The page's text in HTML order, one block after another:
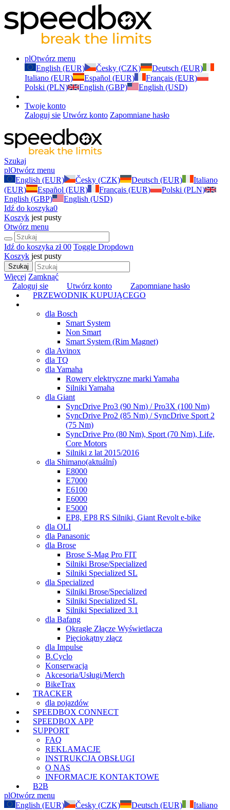
plOtwórz menu
English (EUR)
Česky (CZK)
Deutsch (EUR)
Italiano (EUR)
Español (EUR)
Français (EUR)
Polski (PLN)
English (GBP) English (USD)
Twoje konto
Zaloguj sie Utwórz konto Zapomniane hasło
Szukaj
plOtwórz menu
English (EUR)
Česky (CZK) Deutsch (EUR)
Italiano
(EUR)
Español (EUR) Français (EUR)
Polski (PLN)
English (GBP)
English (USD)
Idź do koszyka0
Koszyk jest pusty
Otwórz menu
Idź do koszyka zł 00 Toggle Dropdown
Koszyk jest pusty
Szukaj
Więcej Zamknąć
Zaloguj sie
Utwórz konto
Zapomniane hasło
PRZEWODNIK KUPUJĄCEGO
dla Bosch
Smart System
Non Smart
Smart System (Rim Magnet)
dla Avinox
dla TQ
dla Yamaha
Rowery elektryczne marki Yamaha
Silniki Yamaha
dla Giant
SyncDrive Pro3 (90 Nm) / Pro3X (100 Nm)
SyncDrive Pro2 (85 Nm) / SyncDrive Sport 2
(75 Nm)
SyncDrive Pro (80 Nm), Sport (70 Nm), Life,
Core Motors
Silniki z lat 2015/2016
dla Shimano(aktuální)
E8000
E7000
E6100
E6000
E5000
EP8, EP8 RS Silniki, Giant Revolt e-bike
dla OLI
dla Panasonic
dla Brose
Brose S-Mag Pro FIT
Silniki Brose/Specialized
Silniki Specialized SL
dla Specialized
Silniki Brose/Specialized
Silniki Specialized SL
Silniki Specialized 3.1
dla Bafang
Okrągłe Złącze Wyświetlacza
Pięciokątny złącz
dla Impulse
B.Cyclo
Konserwacja
Akcesoria/Usługi/Merch
BikeTrax
TRACKER
dla pojazdów
SPEEDBOX CONNECT
SPEEDBOX APP
SUPPORT
FAQ
REKLAMACJE
INSTRUKCJA OBSŁUGI
O NAS
INFORMACJE KONTAKTOWE
B2B
plOtwórz menu
English (EUR)
Česky (CZK) Deutsch (EUR)
Italiano